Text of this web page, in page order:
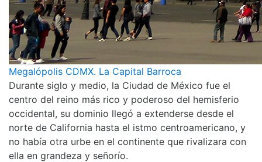
Megalópolis CDMX. La Capital Barroca
Durante siglo y medio, la Ciudad de México fue el
centro del reino más rico y poderoso del hemisferio
occidental, su dominio llegó a extenderse desde el
norte de California hasta el istmo centroamericano, y
no había otra urbe en el continente que rivalizara con
ella en grandeza y señorío.